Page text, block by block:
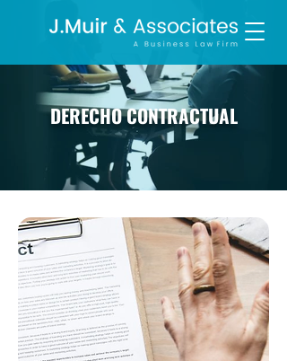
DERECHO CONTRACTUAL